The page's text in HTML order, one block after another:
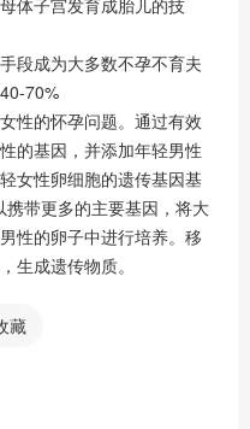
段成为大多数不孕不育夫
70%
性的怀孕问题。通过有效
的基因，并添加年轻男性
女性卵细胞的遗传基因基
带更多的主要基因，将大
性的卵子中进行培养。移
生成遗传物质。
藏